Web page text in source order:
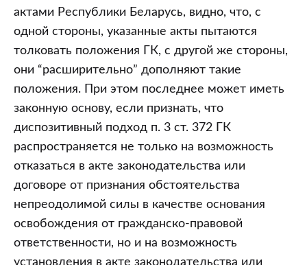
актами Республики Беларусь, видно, что, с
одной стороны, указанные акты пытаются
толковать положения ГК, с другой же стороны,
они “расширительно” дополняют такие
положения. При этом последнее может иметь
законную основу, если признать, что
диспозитивный подход п. 3 ст. 372 ГК
распространяется не только на возможность
отказаться в акте законодательства или
договоре от признания обстоятельства
непреодолимой силы в качестве основания
освобождения от гражданско-правовой
ответственности, но и на возможность
установления в акте законодательства или